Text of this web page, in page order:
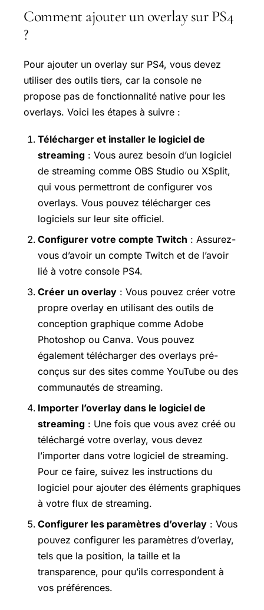
Comment ajouter un overlay sur PS4
?
Pour ajouter un overlay sur PS4, vous devez
utiliser des outils tiers, car la console ne
propose pas de fonctionnalité native pour les
overlays. Voici les étapes à suivre :
Télécharger et installer le logiciel de
streaming : Vous aurez besoin d’un logiciel
de streaming comme OBS Studio ou XSplit,
qui vous permettront de configurer vos
overlays. Vous pouvez télécharger ces
logiciels sur leur site officiel.
Configurer votre compte Twitch : Assurez-
vous d’avoir un compte Twitch et de l’avoir
lié à votre console PS4.
Créer un overlay : Vous pouvez créer votre
propre overlay en utilisant des outils de
conception graphique comme Adobe
Photoshop ou Canva. Vous pouvez
également télécharger des overlays pré-
conçus sur des sites comme YouTube ou des
communautés de streaming.
Importer l’overlay dans le logiciel de
streaming : Une fois que vous avez créé ou
téléchargé votre overlay, vous devez
l’importer dans votre logiciel de streaming.
Pour ce faire, suivez les instructions du
logiciel pour ajouter des éléments graphiques
à votre flux de streaming.
Configurer les paramètres d’overlay : Vous
pouvez configurer les paramètres d’overlay,
tels que la position, la taille et la
transparence, pour qu’ils correspondent à
vos préférences.